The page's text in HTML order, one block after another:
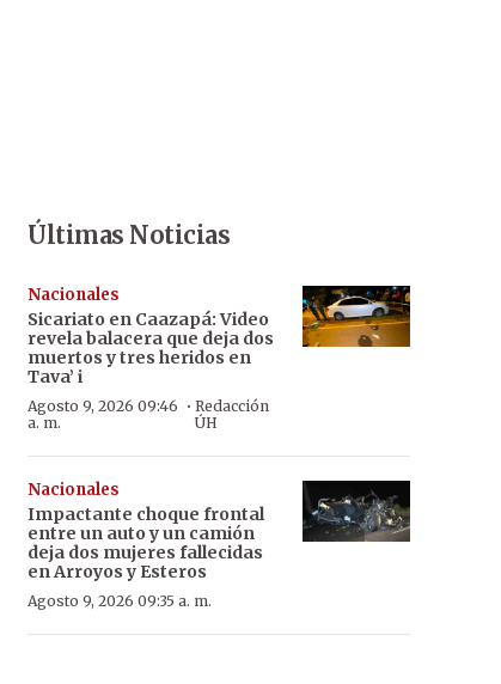
Últimas Noticias
Nacionales
Sicariato en Caazapá: Video
revela balacera que deja dos
muertos y tres heridos en
Tava’ i
Agosto 9, 2026 09:46
a. m.
·Redacción
ÚH
Nacionales
Impactante choque frontal
entre un auto y un camión
deja dos mujeres fallecidas
en Arroyos y Esteros
Agosto 9, 2026 09:35 a. m.